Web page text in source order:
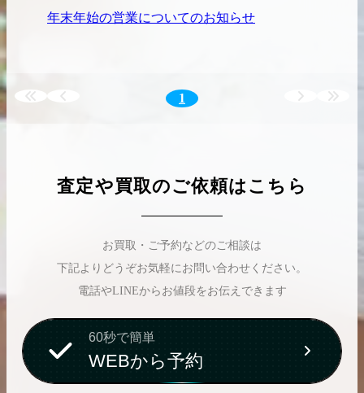
LINE査定
年末年始の営業についてのお知らせ
1
査定や買取のご依頼はこちら
お買取・ご予約などのご相談は
下記よりどうぞお気軽にお問い合わせください。
電話やLINEからお値段をお伝えできます
60秒で簡単
WEBから予約